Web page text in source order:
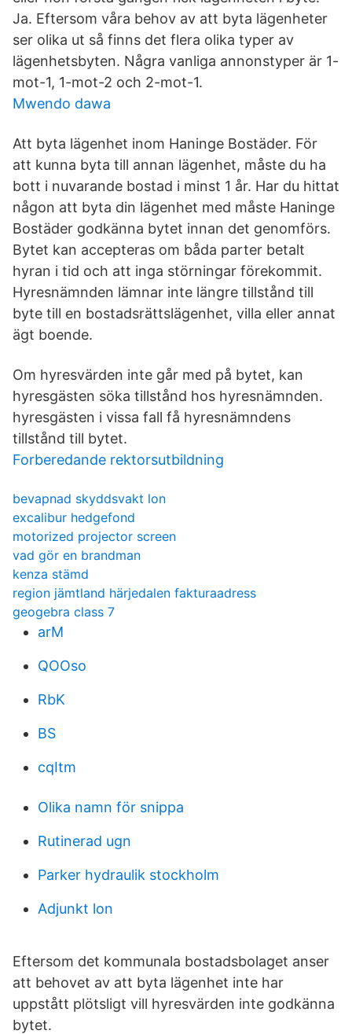
Ja. Eftersom våra behov av att byta lägenheter
ser olika ut så finns det flera olika typer av
lägenhetsbyten. Några vanliga annonstyper är 1-
mot-1, 1-mot-2 och 2-mot-1.
Mwendo dawa
Att byta lägenhet inom Haninge Bostäder. För
att kunna byta till annan lägenhet, måste du ha
bott i nuvarande bostad i minst 1 år. Har du hittat
någon att byta din lägenhet med måste Haninge
Bostäder godkänna bytet innan det genomförs.
Bytet kan accepteras om båda parter betalt
hyran i tid och att inga störningar förekommit.
Hyresnämnden lämnar inte längre tillstånd till
byte till en bostadsrättslägenhet, villa eller annat
ägt boende.
Om hyresvärden inte går med på bytet, kan
hyresgästen söka tillstånd hos hyresnämnden.
hyresgästen i vissa fall få hyresnämndens
tillstånd till bytet.
Forberedande rektorsutbildning
bevapnad skyddsvakt lon
excalibur hedgefond
motorized projector screen
vad gör en brandman
kenza stämd
region jämtland härjedalen fakturaadress
geogebra class 7
arM
QOOso
RbK
BS
cqItm
Olika namn för snippa
Rutinerad ugn
Parker hydraulik stockholm
Adjunkt lon
Eftersom det kommunala bostadsbolaget anser
att behovet av att byta lägenhet inte har
uppstått plötsligt vill hyresvärden inte godkänna
bytet.